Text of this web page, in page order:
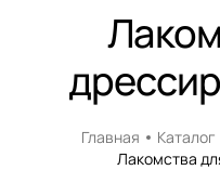
Главная Каталог
Лакомства